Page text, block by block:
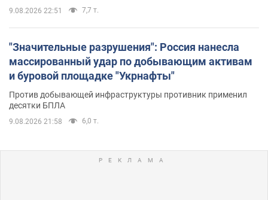
9.08.2026 22:51 7,7 т.
"Значительные разрушения": Россия нанесла
массированный удар по добывающим активам
и буровой площадке "Укрнафты"
Против добывающей инфраструктуры противник применил
десятки БПЛА
9.08.2026 21:58 6,0 т.